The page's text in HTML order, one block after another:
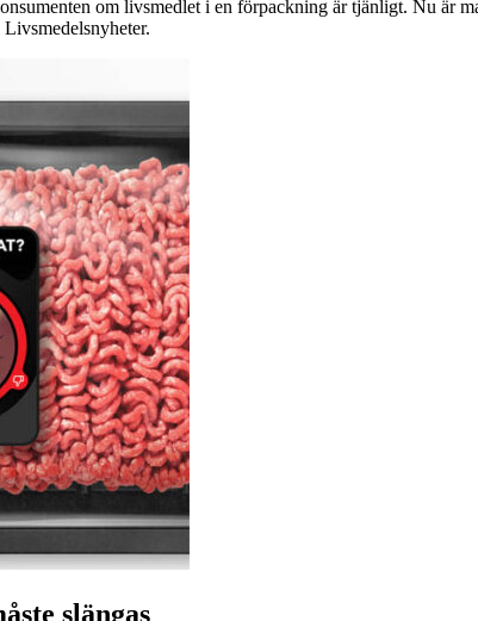
om livsmedlet i en förpackning är tjänligt. Nu är
slängas